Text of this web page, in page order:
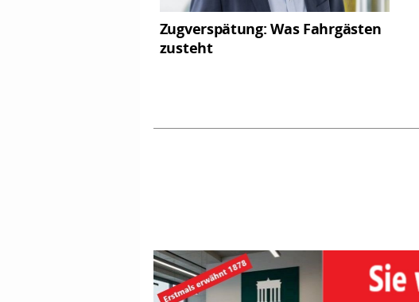
Zugverspätung: Was Fahrgästen
zusteht